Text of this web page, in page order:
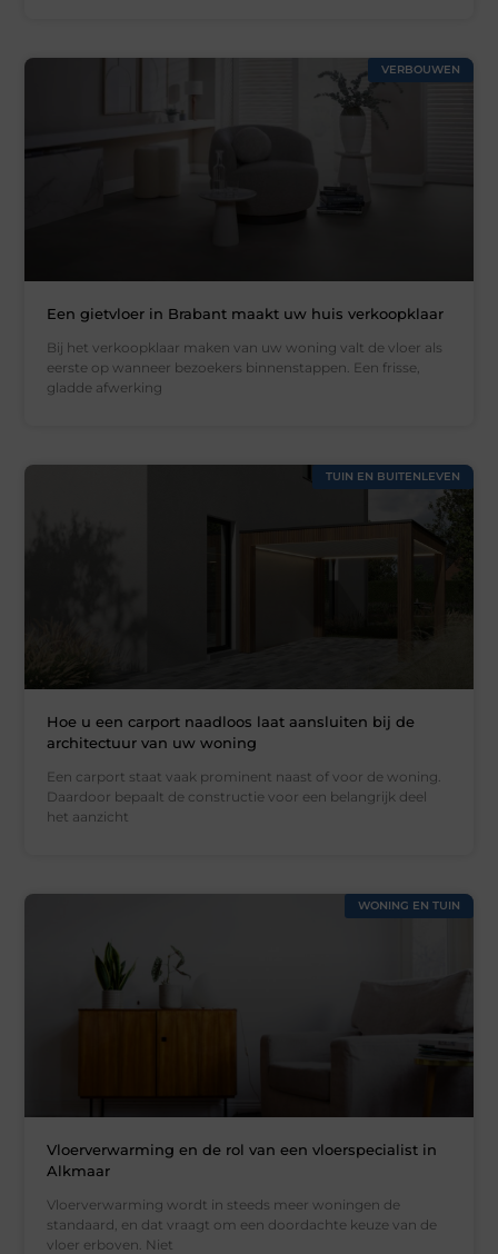
VERBOUWEN
Een gietvloer in Brabant maakt uw huis verkoopklaar
Bij het verkoopklaar maken van uw woning valt de vloer als
eerste op wanneer bezoekers binnenstappen. Een frisse,
gladde afwerking
TUIN EN BUITENLEVEN
Hoe u een carport naadloos laat aansluiten bij de
architectuur van uw woning
Een carport staat vaak prominent naast of voor de woning.
Daardoor bepaalt de constructie voor een belangrijk deel
het aanzicht
WONING EN TUIN
Vloerverwarming en de rol van een vloerspecialist in
Alkmaar
Vloerverwarming wordt in steeds meer woningen de
standaard, en dat vraagt om een doordachte keuze van de
vloer erboven. Niet